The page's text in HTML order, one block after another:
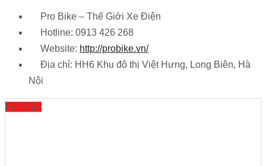
Pro Bike – Thế Giới Xe Điện
Hotline: 0913 426 268
Website: http://probike.vn/
Địa chỉ: HH6 Khu đô thị Việt Hưng, Long Biên, Hà
Nội
For Sale